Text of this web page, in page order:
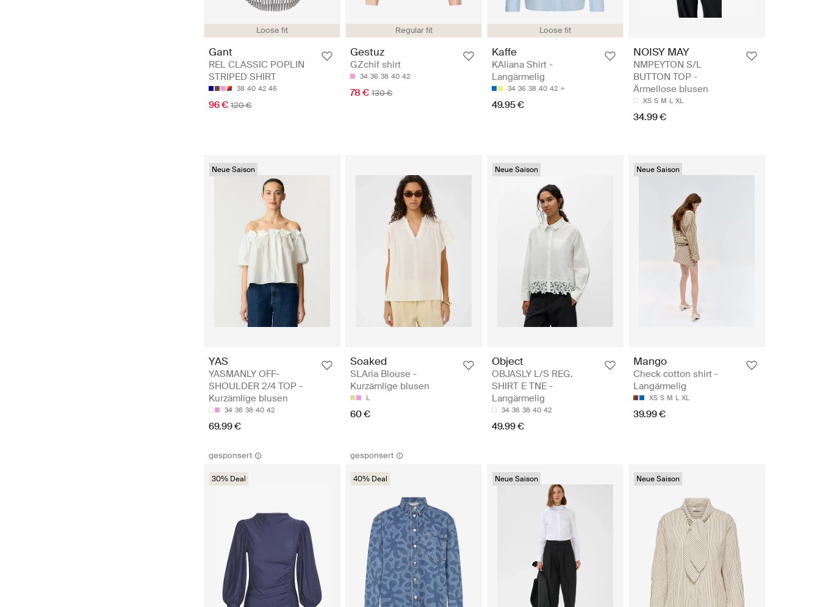
Loose fit
Gant
REL CLASSIC POPLIN
STRIPED SHIRT
38 40 42 46
96 € 120 €
Regular fit
Gestuz
GZchif shirt
34 36 38 40 42
78 € 130 €
Loose fit
Kaffe
KAliana Shirt -
Langärmelig
34 36 38 40 42
49.95 €
NOISY MAY
NMPEYTON S/L
BUTTON TOP -
Ärmellose blusen
XS S M L XL
34.99 €
Neue Saison
YAS
YASMANLY OFF-
SHOULDER 2/4 TOP -
Kurzämlige blusen
34 36 38 40 42
69.99 €
Soaked
SLAria Blouse -
Kurzämlige blusen
L
60 €
Neue Saison
Object
OBJASLY L/S REG.
SHIRT E TNE -
Langärmelig
34 36 38 40 42
49.99 €
Neue Saison
Mango
Check cotton shirt -
Langärmelig
XS S M L XL
39.99 €
gesponsert
30% Deal
gesponsert
40% Deal Neue Saison Neue Saison